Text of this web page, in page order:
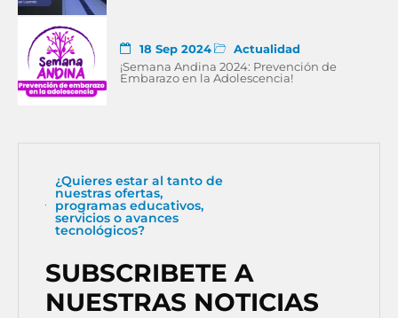
18 Sep 2024
Actualidad
¡Semana Andina 2024: Prevención de
Embarazo en la Adolescencia!
¿Quieres estar al tanto de
nuestras ofertas,
programas educativos,
servicios o avances
tecnológicos?
SUBSCRIBETE A
NUESTRAS NOTICIAS